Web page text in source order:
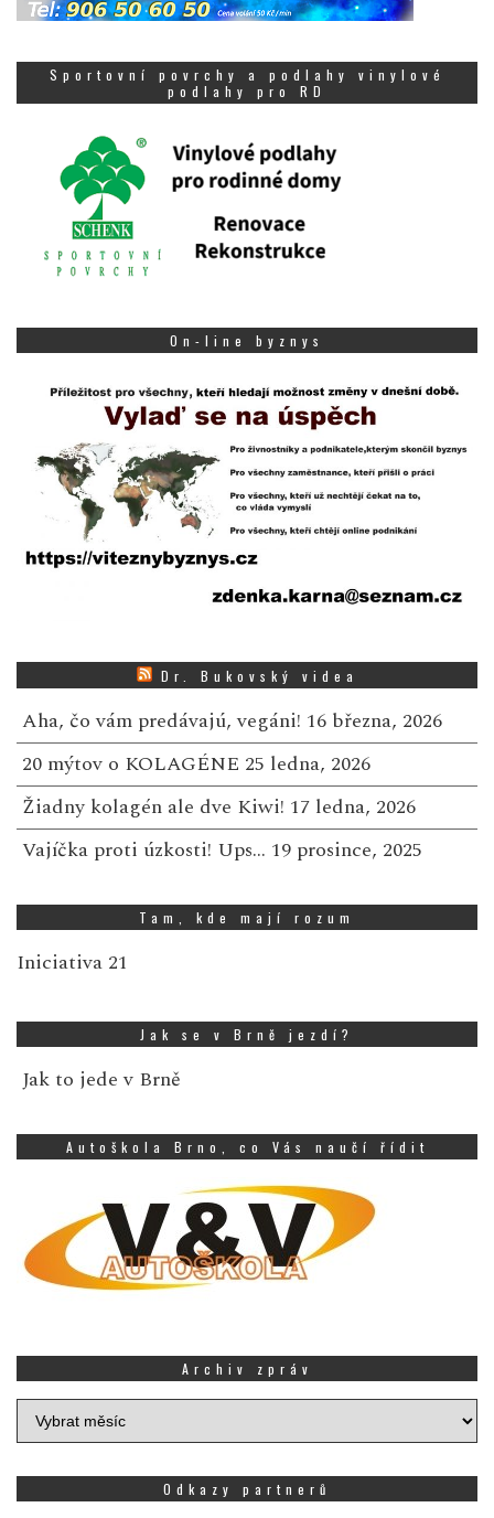
Sportovní povrchy a podlahy vinylové
podlahy pro RD
On-line byznys
Dr. Bukovský videa
Aha, čo vám predávajú, vegáni! 16 března, 2026
20 mýtov o KOLAGÉNE 25 ledna, 2026
Žiadny kolagén ale dve Kiwi! 17 ledna, 2026
Vajíčka proti úzkosti! Ups… 19 prosince, 2025
Tam, kde mají rozum
Iniciativa 21
Jak se v Brně jezdí?
Jak to jede v Brně
Autoškola Brno, co Vás naučí řídit
Archiv zpráv
Archiv
zpráv
Odkazy partnerů